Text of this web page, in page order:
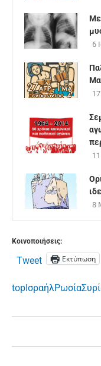
6
8
Κοινοποιήσεις:
Tweet Εκτύπωση
topΙσραήλΡωσία